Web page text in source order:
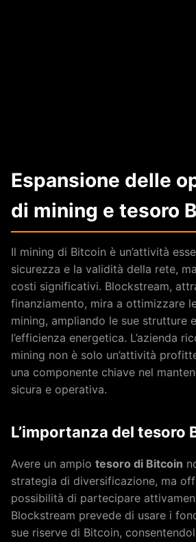
Espansione delle
di mining e tesoro
Il mining di Bitcoin è un’attività
sicurezza e la validità della rete,
costi significativi. Blockstream,
finanziamento, mira a ottimizzare
mining, ampliando le sue strutture
l’efficienza energetica. L’azienda
mining non è solo un’attività
una componente chiave nel
sicura e operativa.
L’importanza del tesoro
Avere un ampio tesoro di Bitcoin
strategia di diversificazione, ma
possibilità di partecipare
Blockstream prevede di usare i
sue riserve di Bitcoin,